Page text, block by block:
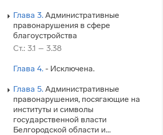
Глава 3. Административные
правонарушения в сфере
благоустройства
Ст.: 3.1 – 3.38
Глава 4. - Исключена.
Глава 5. Административные
правонарушения, посягающие на
институты и символы
государственной власти
Белгородской области и…